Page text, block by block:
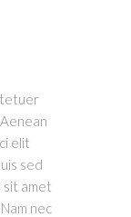
elit
sed
sit amet
nec